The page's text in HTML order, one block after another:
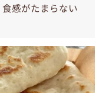
感がたまらない